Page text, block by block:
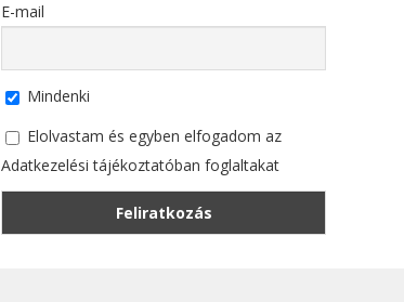
E-mail
Mindenki
Elolvastam és egyben elfogadom az
Adatkezelési tájékoztatóban foglaltakat